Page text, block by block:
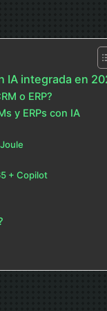
IA integrada en
o ERP?
y ERPs con IA
+ Copilot